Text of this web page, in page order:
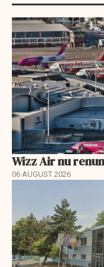
Wizz Air nu
06 AUGUST 2026